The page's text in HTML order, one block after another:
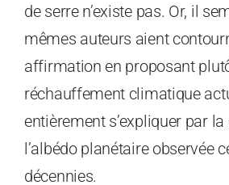
de serre n’existe pas. Or, il
mêmes auteurs aient
affirmation en proposant
réchauffement climatique
entièrement s’expliquer par
l’albédo planétaire observée
décennies.